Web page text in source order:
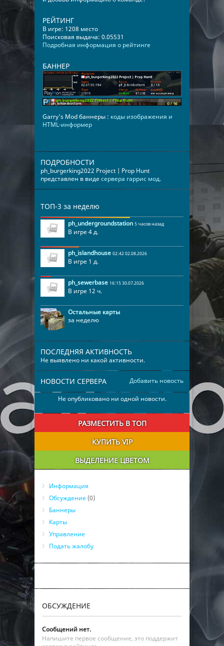
РЕЙТИНГ
В игре: 1208 место
Поисковая выдача: 0.05531
Подробная информация о рейтинге
БАННЕР
Garry's Mod баннеры : коды изображения и
HTML-информер
ПОДРОБНОСТИ
ph_burgerking2022 Project | Prop Hunt
представлен в видесервера гаррис мод.
ТОП-3 за неделю
ph_undergroundstation 5 часов назад
В игре 4 д.
ph_islandhouse 02:42 02.08.2026
В игре 1 д.
ph_sewerbase 16:15 30.07.2026
В игре 12 ч.
Остальные карты
за неделю
ПОСЛЕДНЯЯ АКТИВНОСТЬ
Не выявлено ни какой активности.
Добавить новость
НОВОСТИ СЕРВЕРА
Не опубликовано ни одной новости.
РАЗМЕСТИТЬ В ТОП
КУПИТЬ VIP
ВЫДЕЛЕНИЕ ЦВЕТОМ
Информация
Обсуждение (0)
Баннеры
Карты
Управление
Подать жалобу
ОБСУЖДЕНИЕ
Сообщений нет.
Напишите первое сообщение, это поддержит